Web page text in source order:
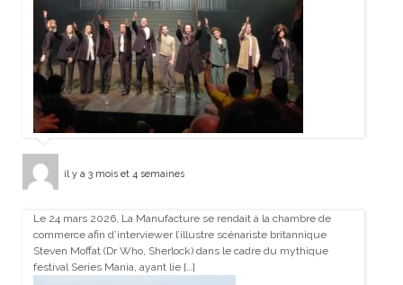
il y a 3 mois et 4 semaines
Le 24 mars 2026, La Manufacture se rendait à la chambre de
commerce afin d’interviewer l’illustre scénariste britannique
Steven Moffat (Dr Who, Sherlock) dans le cadre du mythique
festival Series Mania, ayant lie […]